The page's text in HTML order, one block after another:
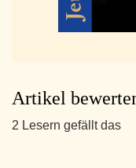
Artikel
2 Lesern gefällt das